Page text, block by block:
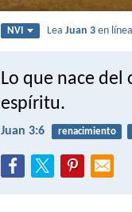
NVI LeaJuan 3 en línea
Lo que nace del
espíritu.
Juan 3:6 renacimiento